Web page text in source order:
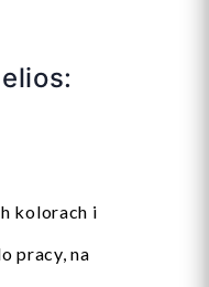
kolorach i
pracy, na